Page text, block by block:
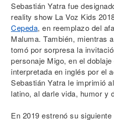
Sebastián Yatra fue
reality show La Voz Kids
Cepeda, en reemplazo del
Maluma. También, mientras
tomó por sorpresa la
personaje Migo, en el
interpretada en inglés por el
Sebastián Yatra le imprimió
latino, al darle vida, humor y
En 2019 estrenó su